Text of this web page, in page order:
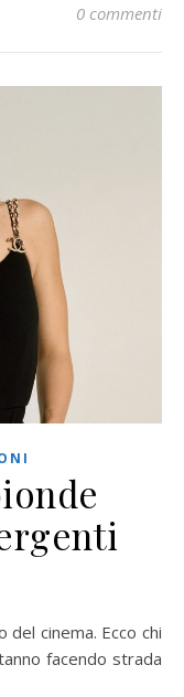
0 commenti
facendo strada